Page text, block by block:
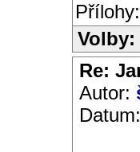
Přílohy:
Volby:
Re:
Autor: